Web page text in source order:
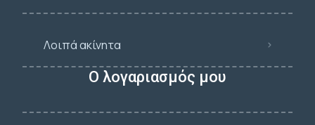
Λοιπά ακίνητα
Ο λογαριασμός μου